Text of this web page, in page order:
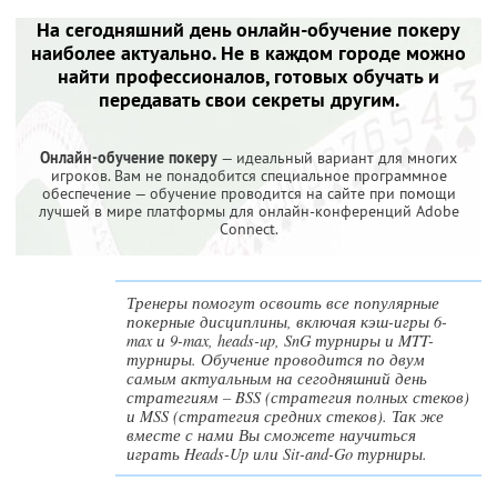
На сегодняшний день онлайн-обучение покеру
наиболее актуально. Не в каждом городе можно
найти профессионалов, готовых обучать и
передавать свои секреты другим.
Онлайн-обучение покеру — идеальный вариант для многих
игроков. Вам не понадобится специальное программное
обеспечение — обучение проводится на сайте при помощи
лучшей в мире платформы для онлайн-конференций Adobe
Connect.
Тренеры помогут освоить все популярные
покерные дисциплины, включая кэш-игры 6-
max и 9-max, heads-up, SnG турниры и MTT-
турниры. Обучение проводится по двум
самым актуальным на сегодняшний день
стратегиям – BSS (стратегия полных стеков)
и MSS (стратегия средних стеков). Так же
вместе с нами Вы сможете научиться
играть Heads-Up или Sit-and-Go турниры.